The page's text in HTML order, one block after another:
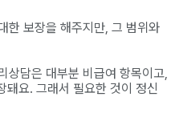
한 보장을 해주지만, 그 범위와
상담은 대부분 비급여 항목이고,
돼요. 그래서 필요한 것이 정신